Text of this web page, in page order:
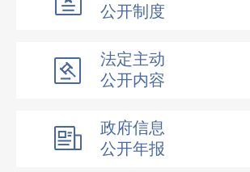
公开制度
法定主动
公开内容
政府信息
公开年报